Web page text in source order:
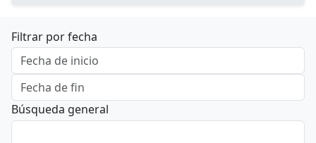
Filtrar por fecha
Búsqueda general